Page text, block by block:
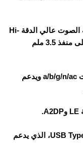
الهاتف مزود بسماعات ستيريو تدعم تقنية الصوت عالي الدقة Hi-
Res وتقنية Dolby Atmos، ولكنه لا يحتوي على منفذ 3.5 ملم
يدعم شبكات الواي فاي إصدار 5 بالترددات a/b/g/n/ac ويدعم
يأتي مزود بمنفذ USB Type-C 2.0، الذي يدعم